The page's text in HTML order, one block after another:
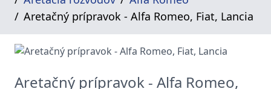
Aretačný prípravok - Alfa Romeo, Fiat, Lancia
Aretačný prípravok - Alfa Romeo,